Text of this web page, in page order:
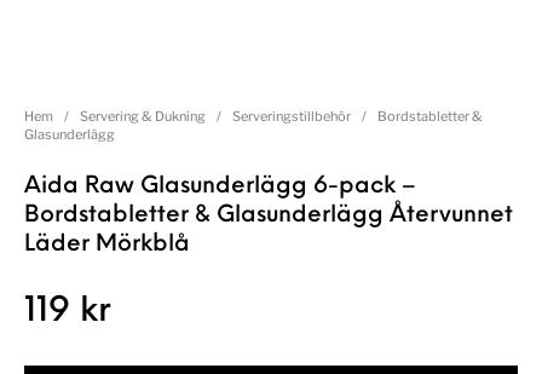
Hem / Servering & Dukning / Serveringstillbehör /
Bordstabletter &
Glasunderlägg
Aida Raw Glasunderlägg 6-pack –
Bordstabletter & Glasunderlägg Återvunnet
Läder Mörkblå
119 kr